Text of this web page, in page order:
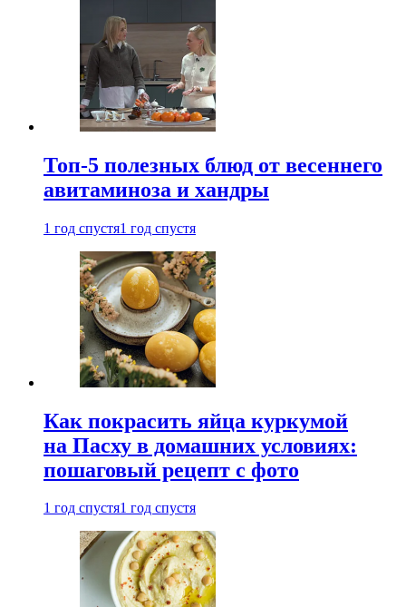
Топ-5 полезных блюд от весеннего
авитаминоза и хандры
1 год спустя1 год спустя
Как покрасить яйца куркумой
на Пасху в домашних условиях:
пошаговый рецепт с фото
1 год спустя1 год спустя